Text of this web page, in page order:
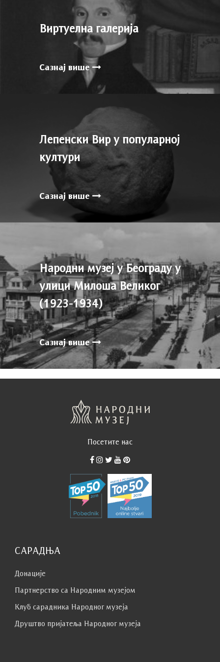
Виртуелна галерија
Сазнај више
Лепенски Вир у популарној
култури
Сазнај више
Народни музеј у Београду у
улици Милоша Великог
(1923-1934)
Сазнај више
Посетите нас
САРАДЊА
Донације
Партнерство са Народним музејoм
Клуб сaрaдникa Народног музеја
Друштво пријатеља Народног музеја